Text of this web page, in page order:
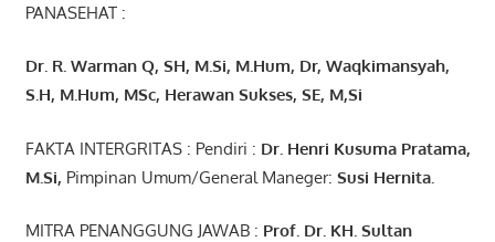
PANASEHAT :
Dr. R. Warman Q, SH, M.Si, M.Hum, Dr, Waqkimansyah,
S.H, M.Hum, MSc, Herawan Sukses, SE, M,Si
FAKTA INTERGRITAS : Pendiri : Dr. Henri Kusuma Pratama,
M.Si, Pimpinan Umum/General Maneger: Susi Hernita.
MITRA PENANGGUNG JAWAB : Prof. Dr. KH. Sultan